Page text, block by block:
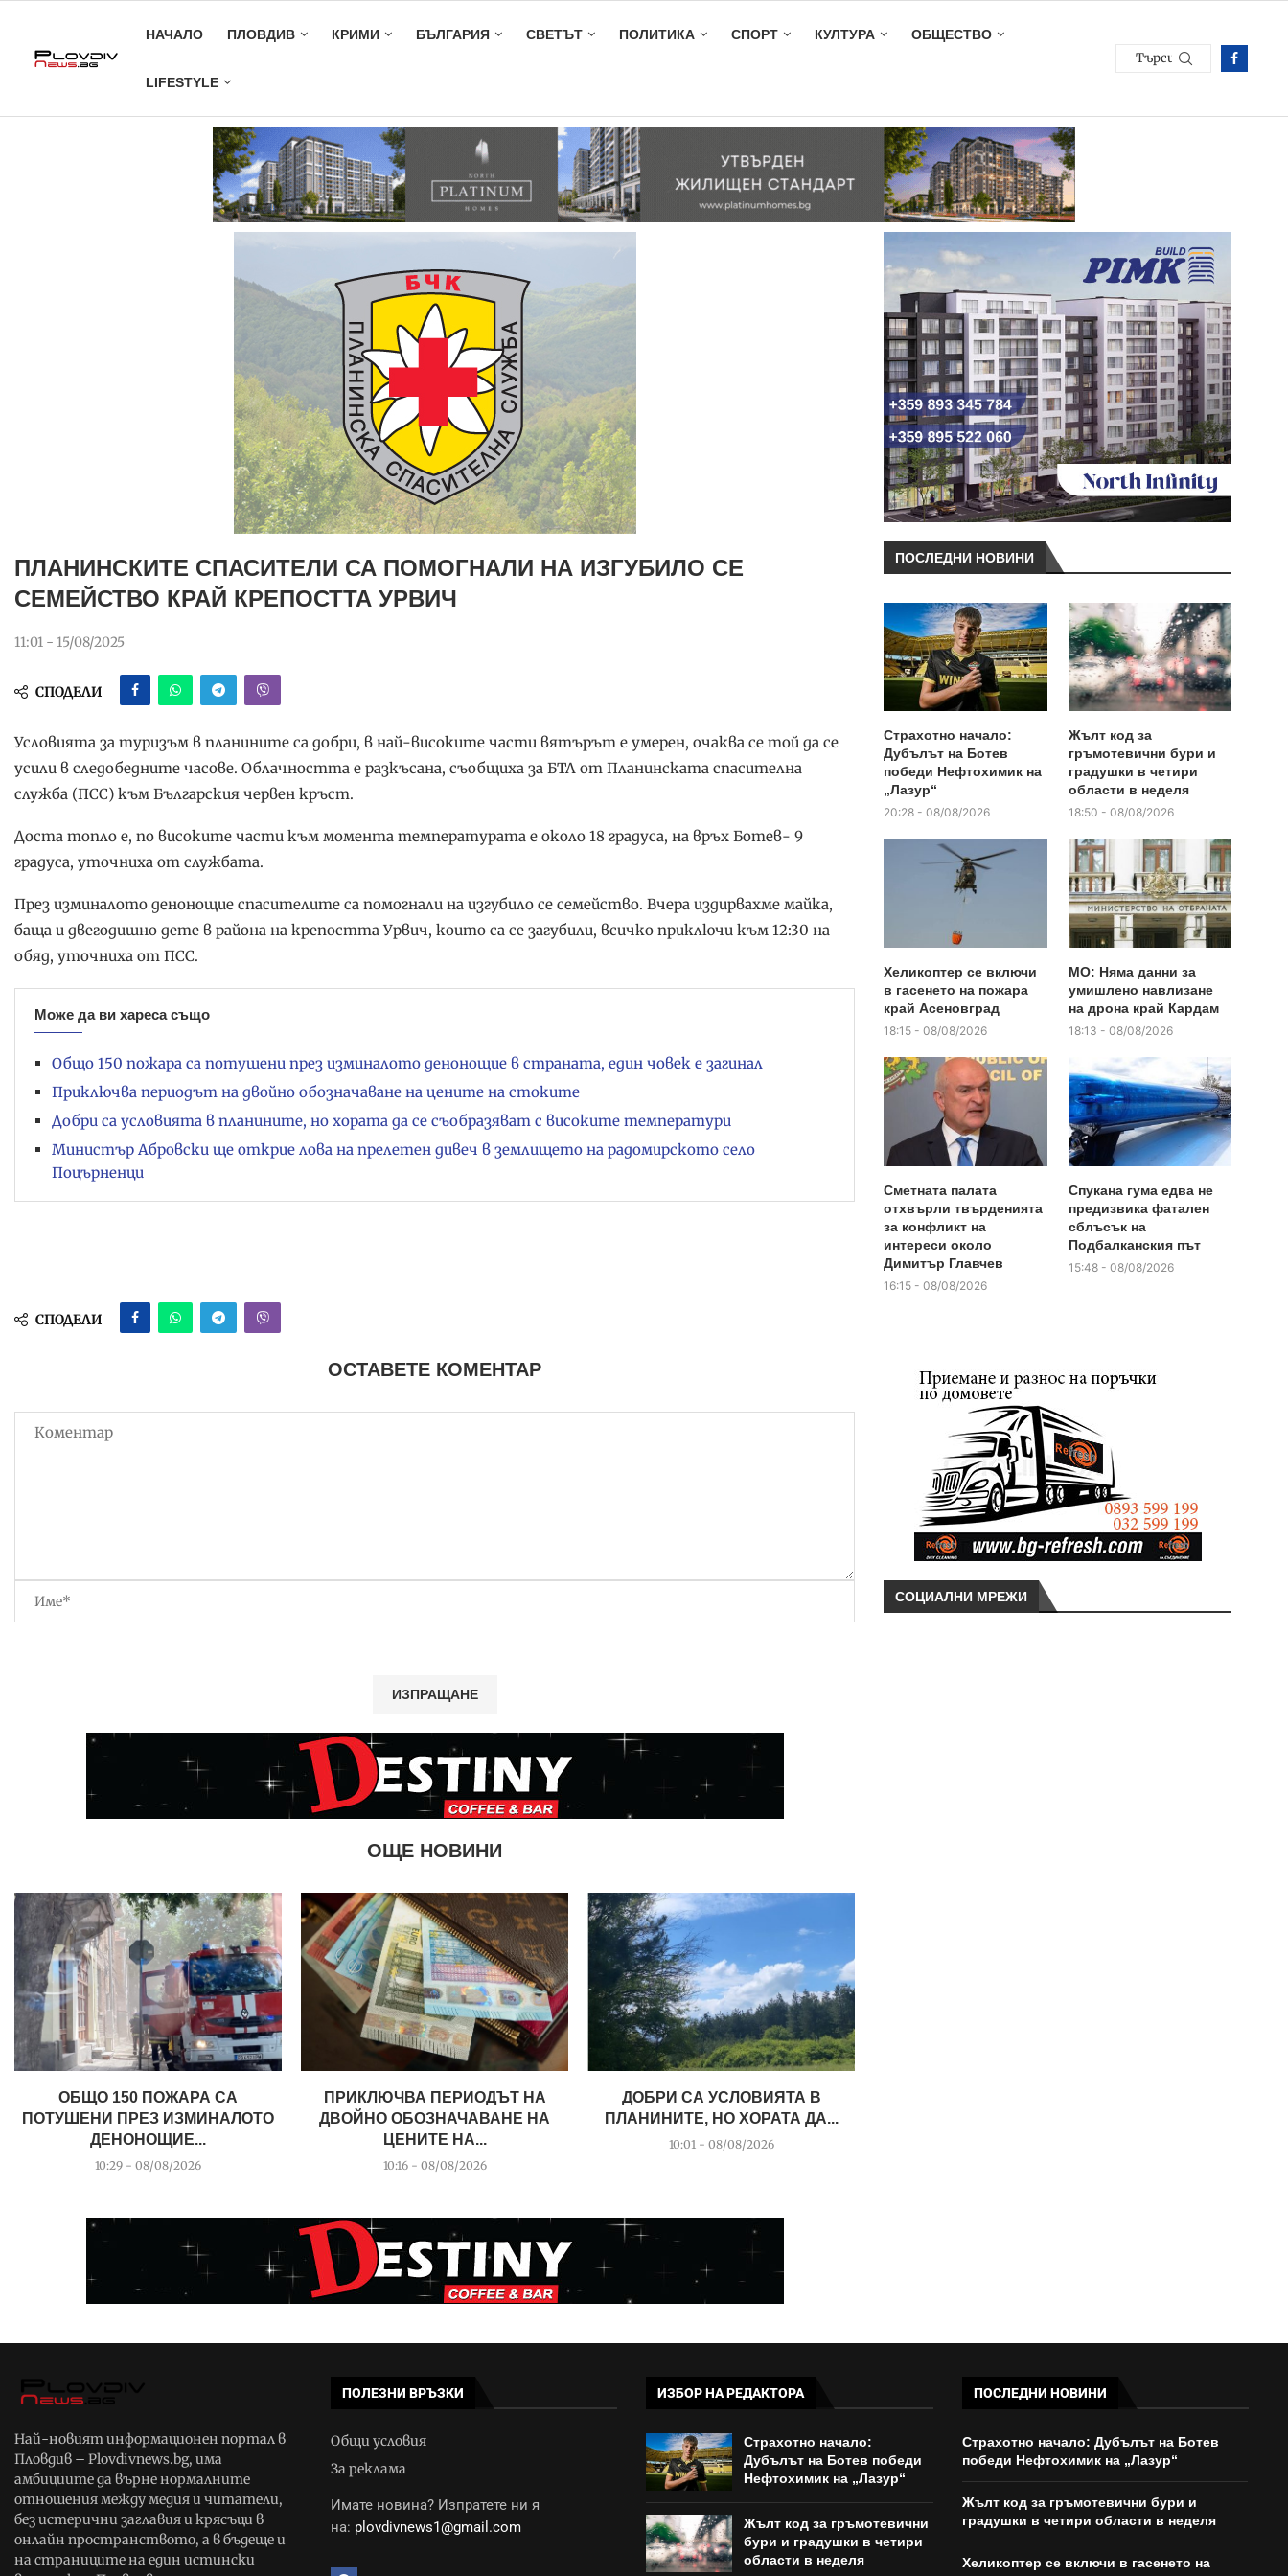
НАЧАЛО ПЛОВДИВ КРИМИ БЪЛГАРИЯ СВЕТЪТ ПОЛИТИКА СПОРТ КУЛТУРА ОБЩЕСТВО
LIFESTYLE
ПЛАНИНСКИТЕ СПАСИТЕЛИ СА ПОМОГНАЛИ НА ИЗГУБИЛО СЕ
СЕМЕЙСТВО КРАЙ КРЕПОСТТА УРВИЧ
11:01 - 15/08/2025
СПОДЕЛИ
Условията за туризъм в планините са добри, в най-високите части вятърът е умерен, очаква се той да се
усили в следобедните часове. Облачността е разкъсана, съобщиха за БТА от Планинската спасителна
служба (ПСС) към Българския червен кръст.
Доста топло е, по високите части към момента температурата е около 18 градуса, на връх Ботев- 9
градуса, уточниха от службата.
През изминалото денонощие спасителите са помогнали на изгубило се семейство. Вчера издирвахме майка,
баща и двегодишно дете в района на крепостта Урвич, които са се загубили, всичко приключи към 12:30 на
обяд, уточниха от ПСС.
Може да ви хареса също
Общо 150 пожара са потушени през изминалото денонощие в страната, един човек е загинал
Приключва периодът на двойно обозначаване на цените на стоките
Добри са условията в планините, но хората да се съобразяват с високите температури
Министър Абровски ще открие лова на прелетен дивеч в землището на радомирското село
Поцърненци
СПОДЕЛИ
ОСТАВЕТЕ КОМЕНТАР
ОЩЕ НОВИНИ
ОБЩО 150 ПОЖАРА СА
ПОТУШЕНИ ПРЕЗ ИЗМИНАЛОТО
ДЕНОНОЩИЕ...
10:29 - 08/08/2026
ПРИКЛЮЧВА ПЕРИОДЪТ НА
ДВОЙНО ОБОЗНАЧАВАНЕ НА
ЦЕНИТЕ НА...
10:16 - 08/08/2026
ДОБРИ СА УСЛОВИЯТА В
ПЛАНИНИТЕ, НО ХОРАТА ДА...
10:01 - 08/08/2026
ПОСЛЕДНИ НОВИНИ
Страхотно начало:
Дубълът на Ботев
победи Нефтохимик на
„Лазур“
20:28 - 08/08/2026
Жълт код за
гръмотевични бури и
градушки в четири
области в неделя
18:50 - 08/08/2026
Хеликоптер се включи
в гасенето на пожара
край Асеновград
18:15 - 08/08/2026
МО: Няма данни за
умишлено навлизане
на дрона край Кардам
18:13 - 08/08/2026
Сметната палата
отхвърли твърденията
за конфликт на
интереси около
Димитър Главчев
16:15 - 08/08/2026
Спукана гума едва не
предизвика фатален
сблъсък на
Подбалканския път
15:48 - 08/08/2026
СОЦИАЛНИ МРЕЖИ
Най-новият информационен портал в
Пловдив – Plovdivnews.bg, има
амбициите да върне нормалните
отношения между медия и читатели,
без истерични заглавия и крясъци в
онлайн пространството, а в бъдеще и
на страниците на един истински
ПОЛЕЗНИ ВРЪЗКИ
Общи условия
За реклама
Имате новина? Изпратете ни я
на: plovdivnews1@gmail.com
ИЗБОР НА РЕДАКТОРА
Страхотно начало:
Дубълът на Ботев победи
Нефтохимик на „Лазур“
Жълт код за гръмотевични
бури и градушки в четири
области в неделя
ПОСЛЕДНИ НОВИНИ
Страхотно начало: Дубълът на Ботев
победи Нефтохимик на „Лазур“
Жълт код за гръмотевични бури и
градушки в четири области в неделя
Хеликоптер се включи в гасенето на